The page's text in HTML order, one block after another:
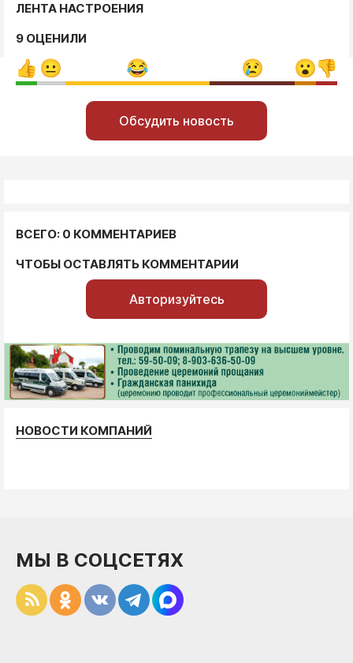
ЛЕНТА НАСТРОЕНИЯ
9 ОЦЕНИЛИ
Обсудить новость
ВСЕГО: 0 КОММЕНТАРИЕВ
ЧТОБЫ ОСТАВЛЯТЬ КОММЕНТАРИИ
Авторизуйтесь
НОВОСТИ КОМПАНИЙ
МЫ В СОЦСЕТЯХ